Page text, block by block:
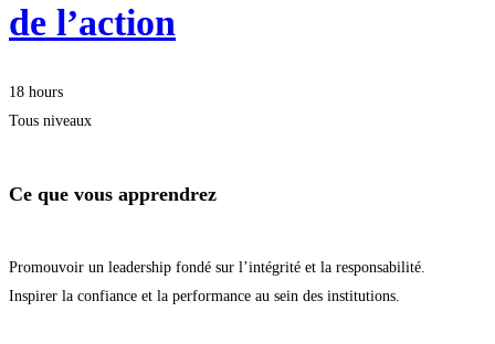
de l’action
18 hours
Tous niveaux
Ce que vous apprendrez
Promouvoir un leadership fondé sur l’intégrité et la responsabilité.
Inspirer la confiance et la performance au sein des institutions.